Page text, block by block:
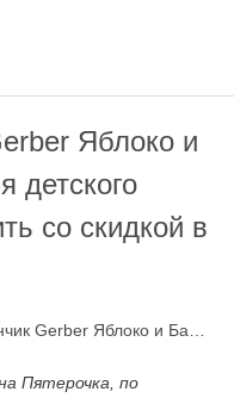
Яблоко и
детского
со скидкой в
Яблоко и Банан фруктовый для детского питания 25г
Пятерочка, по